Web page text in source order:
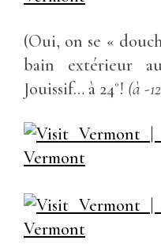
(Oui, on se «
bain extérieur
Jouissif… à 24˚! (à -